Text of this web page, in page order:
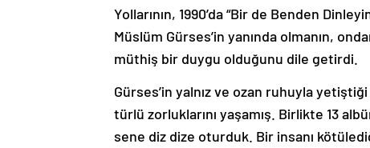
Yollarının, 1990’da “Bir de Benden
Müslüm Gürses’in yanında olmanın,
müthiş bir duygu olduğunu dile getirdi.
Gürses’in yalnız ve ozan ruhuyla
türlü zorluklarını yaşamış. Birlikte 13
sene diz dize oturduk. Bir insanı